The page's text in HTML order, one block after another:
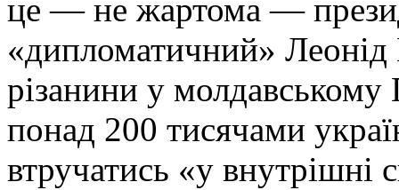
це — не жартома —
«дипломатичний» Леонід
різанини у молдавському
понад 200 тисячами
втручатись «у внутрішні